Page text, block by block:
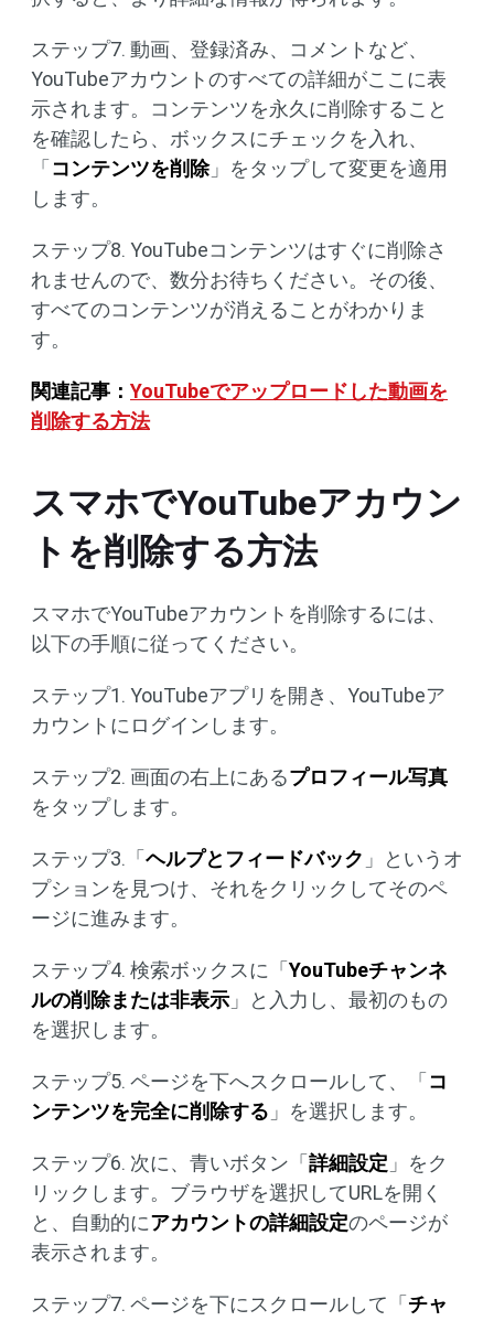
ステップ7. 動画、登録済み、コメントなど、
YouTubeアカウントのすべての詳細がここに表
示されます。コンテンツを永久に削除すること
を確認したら、ボックスにチェックを入れ、
「コンテンツを削除」をタップして変更を適用
します。
ステップ8. YouTubeコンテンツはすぐに削除さ
れませんので、数分お待ちください。その後、
すべてのコンテンツが消えることがわかりま
す。
関連記事： YouTubeでアップロードした動画を
削除する方法
スマホでYouTubeアカウン
トを削除する方法
スマホでYouTubeアカウントを削除するには、
以下の手順に従ってください。
ステップ1. YouTubeアプリを開き、YouTubeア
カウントにログインします。
ステップ2. 画面の右上にあるプロフィール写真
をタップします。
ステップ3.「ヘルプとフィードバック 」というオ
プションを見つけ、それをクリックしてそのペ
ージに進みます。
ステップ4. 検索ボックスに「YouTubeチャンネ
ルの削除または非表示 」と入力し、最初のもの
を選択します。
ステップ5. ページを下へスクロールして、「コ
ンテンツを完全に削除する 」を選択します。
ステップ6. 次に、青いボタン「詳細設定 」をク
リックします。ブラウザを選択してURLを開く
と、自動的にアカウントの詳細設定のページが
表示されます。
ステップ7. ページを下にスクロールして「チャ